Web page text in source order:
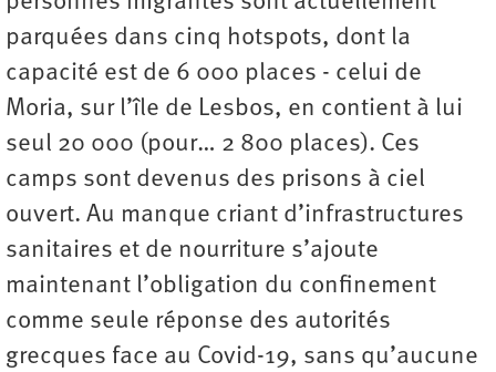
parquées dans cinq hotspots, dont la
capacité est de 6 000 places - celui de
Moria, sur l’île de Lesbos, en contient à lui
seul 20 000 (pour… 2 800 places). Ces
camps sont devenus des prisons à ciel
ouvert. Au manque criant d’infrastructures
sanitaires et de nourriture s’ajoute
maintenant l’obligation du confinement
comme seule réponse des autorités
grecques face au Covid-19, sans qu’aucune